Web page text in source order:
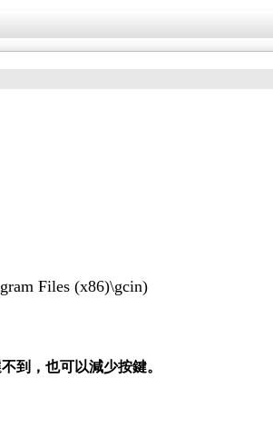
Files (x86)\gcin)
到，也可以減少按鍵。